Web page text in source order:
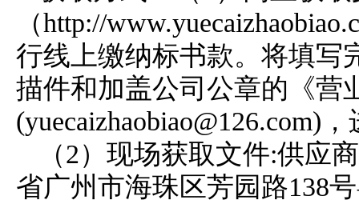
（http://
行线上缴纳标书款。将填写
描件和加盖公司公章的 《
(yuecaizhaobiao@126.com)
（2） 现场获取文件:供应
省广州市海珠区芳园路138